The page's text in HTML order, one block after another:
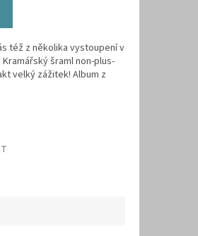
též z několika vystoupení v
šraml non-plus-
velký zážitek! Album z